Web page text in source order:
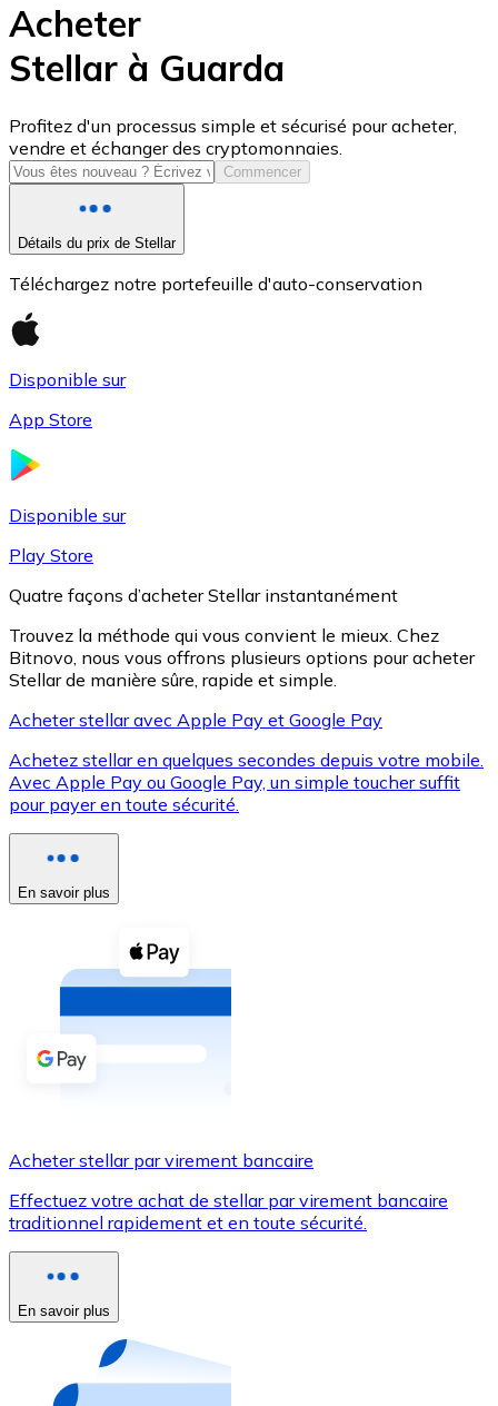
USD Coin
USDC
XRP
XRP
Voir toutes
Coupons crypto
Achetez des cryptomonnaies en espèces et d'autres
Acheter avec espèces
Virement SEPA
Utilisez les cartes Visa et Mastercard pour acheter
Acheter avec carte
Nouveau
Achetez des cartes-cadeaux de vos marques
Acheter
Stellar à Guarda
Profitez d'un processus simple et sécurisé pour acheter,
vendre et échanger des cryptomonnaies.
Commencer
Détails du prix de Stellar
Téléchargez notre portefeuille d'auto-conservation
Disponible sur
App Store
Disponible sur
Play Store
Quatre façons d’acheter Stellar instantanément
Trouvez la méthode qui vous convient le mieux. Chez
Bitnovo, nous vous offrons plusieurs options pour acheter
Stellar de manière sûre, rapide et simple.
Acheter stellar avec Apple Pay et Google Pay
Achetez stellar en quelques secondes depuis votre mobile.
Avec Apple Pay ou Google Pay, un simple toucher suffit
pour payer en toute sécurité.
En savoir plus
Acheter stellar par virement bancaire
Effectuez votre achat de stellar par virement bancaire
traditionnel rapidement et en toute sécurité.
En savoir plus